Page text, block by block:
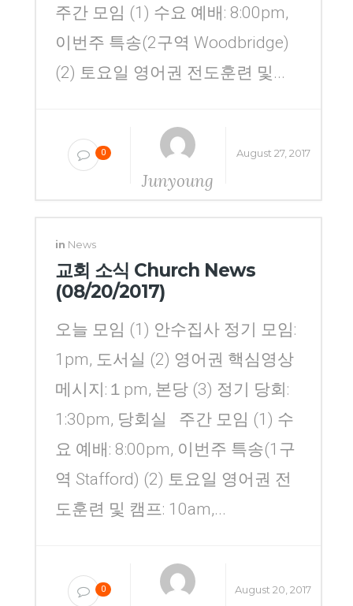
주간 모임 (1) 수요 예배: 8:00pm,
이번주 특송(2구역 Woodbridge)
(2) 토요일 영어권 전도훈련 및...
0
Junyoung
August 27, 2017
in News
교회 소식 Church News
(08/20/2017)
오늘 모임 (1) 안수집사 정기 모임:
1pm, 도서실 (2) 영어권 핵심영상
메시지:１pm, 본당 (3) 정기 당회:
1:30pm, 당회실 주간 모임 (1) 수
요 예배: 8:00pm, 이번주 특송(1구
역 Stafford) (2) 토요일 영어권 전
도훈련 및 캠프: 10am,...
0 August 20, 2017